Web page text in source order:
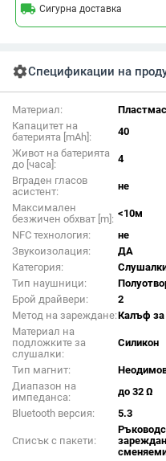
local_shipping Сигурна доставка
settingsСпецификации на
Материал:
Капацитет на
батерията [mAh]:
40
Живот на батерията
до [часа]:
4
Вграден гласов
асистент:
не
Максимален
безжичен обхват [m]: <10м
NFC технология:
не
Звукоизолация:
ДА
Категория:
Тип наушници:
Брой драйвери:
2
Метод на зареждане:Калъф
Материал на
подложките за
слушалки:
Силикон
Тип магнит:
Диапазон на
импеданса:
до 32 Ω
Bluetooth версия:
5.3
Списък с пакети: